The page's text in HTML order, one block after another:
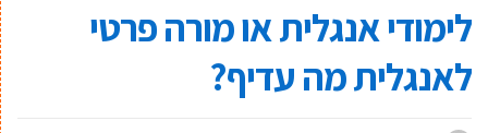
לימודי אנגלית או מורה פרטי
לאנגלית מה עדיף?